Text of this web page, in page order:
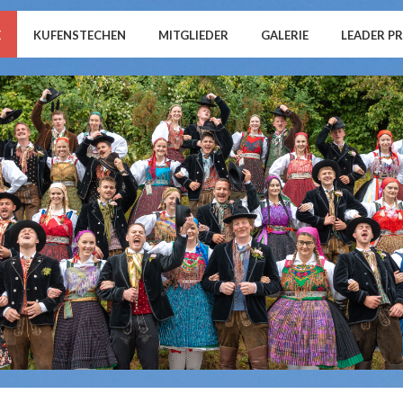
KUFENSTECHEN MITGLIEDER GALERIE LEADER